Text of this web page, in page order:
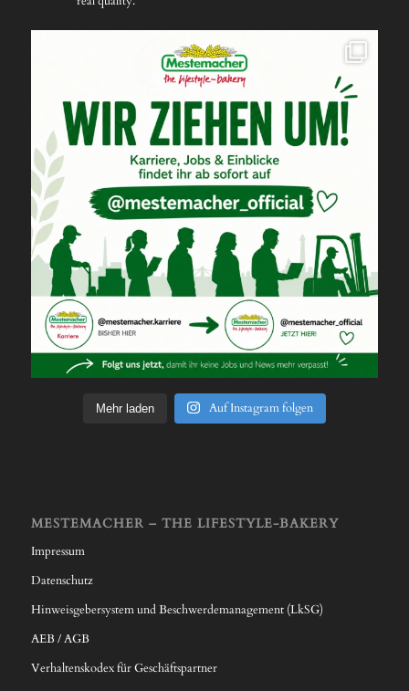
Mehr laden Auf Instagram folgen
MESTEMACHER – THE LIFESTYLE-BAKERY
Impressum
Datenschutz
Hinweisgebersystem und Beschwerdemanagement (LkSG)
AEB / AGB
Verhaltenskodex für Geschäftspartner